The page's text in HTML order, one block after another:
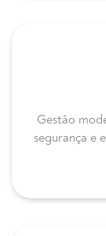
Gestão
segurança e